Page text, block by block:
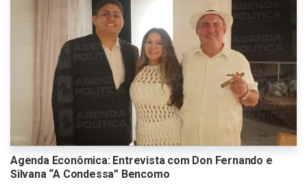
Agenda Econômica: Entrevista com Don Fernando e
Silvana “A Condessa” Bencomo